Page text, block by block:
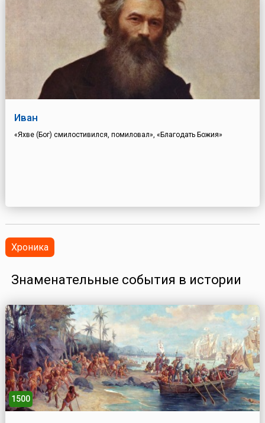
Иван
«Яхве (Бог) смилостивился, помиловал», «Благодать Божия»
Хроника
Знаменательные события в истории
1500